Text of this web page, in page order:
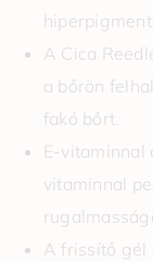
A Cica
a bőrön
fakó bőrt.
E-vitaminnal
vitaminnal
A frissítő gél